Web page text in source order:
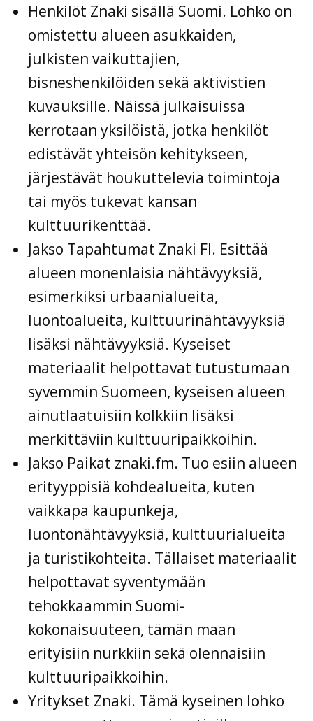
Henkilöt Znaki sisällä Suomi. Lohko on
omistettu alueen asukkaiden,
julkisten vaikuttajien,
bisneshenkilöiden sekä aktivistien
kuvauksille. Näissä julkaisuissa
kerrotaan yksilöistä, jotka henkilöt
edistävät yhteisön kehitykseen,
järjestävät houkuttelevia toimintoja
tai myös tukevat kansan
kulttuurikenttää.
Jakso Tapahtumat Znaki FI. Esittää
alueen monenlaisia nähtävyyksiä,
esimerkiksi urbaanialueita,
luontoalueita, kulttuurinähtävyyksiä
lisäksi nähtävyyksiä. Kyseiset
materiaalit helpottavat tutustumaan
syvemmin Suomeen, kyseisen alueen
ainutlaatuisiin kolkkiin lisäksi
merkittäviin kulttuuripaikkoihin.
Jakso Paikat znaki.fm. Tuo esiin alueen
erityyppisiä kohdealueita, kuten
vaikkapa kaupunkeja,
luontonähtävyyksiä, kulttuurialueita
ja turistikohteita. Tällaiset materiaalit
helpottavat syventymään
tehokkaammin Suomi-
kokonaisuuteen, tämän maan
erityisiin nurkkiin sekä olennaisiin
kulttuuripaikkoihin.
Yritykset Znaki. Tämä kyseinen lohko